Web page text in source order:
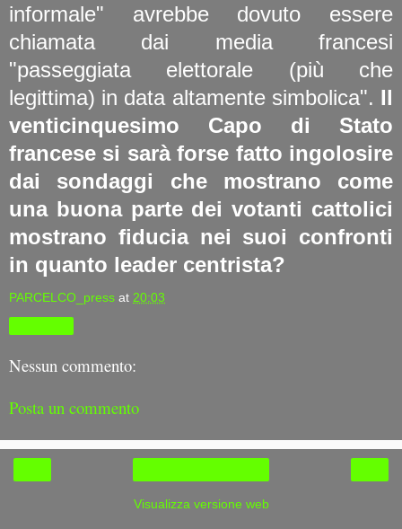
informale" avrebbe dovuto essere
chiamata dai media francesi
"passeggiata elettorale (più che
legittima) in data altamente simbolica". Il
venticinquesimo Capo di Stato
francese si sarà forse fatto ingolosire
dai sondaggi che mostrano come
una buona parte dei votanti cattolici
mostrano fiducia nei suoi confronti
in quanto leader centrista?
PARCELCO_press at 20:03
Nessun commento:
Posta un commento
Visualizza versione web